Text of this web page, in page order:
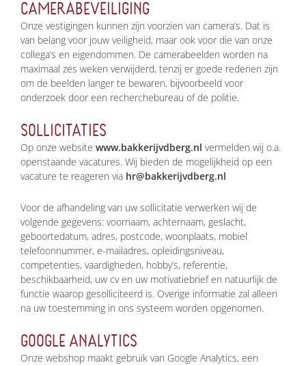
CAMERABEVEILIGING
Onze vestigingen kunnen zijn voorzien van camera’s. Dat is
van belang voor jouw veiligheid, maar ook voor die van onze
collega’s en eigendommen. De camerabeelden worden na
maximaal zes weken verwijderd, tenzij er goede redenen zijn
om de beelden langer te bewaren, bijvoorbeeld voor
onderzoek door een recherchebureau of de politie.
SOLLICITATIES
Op onze website www.bakkerijvdberg.nl vermelden wij o.a.
openstaande vacatures. Wij bieden de mogelijkheid op een
vacature te reageren via hr@bakkerijvdberg.nl
Voor de afhandeling van uw sollicitatie verwerken wij de
volgende gegevens: voornaam, achternaam, geslacht,
geboortedatum, adres, postcode, woonplaats, mobiel
telefoonnummer, e-mailadres, opleidingsniveau,
competenties, vaardigheden, hobby’s, referentie,
beschikbaarheid, uw cv en uw motivatiebrief en natuurlijk de
functie waarop gesolliciteerd is. Overige informatie zal alleen
na uw toestemming in ons systeem worden opgenomen.
GOOGLE ANALYTICS
Onze webshop maakt gebruik van Google Analytics, een